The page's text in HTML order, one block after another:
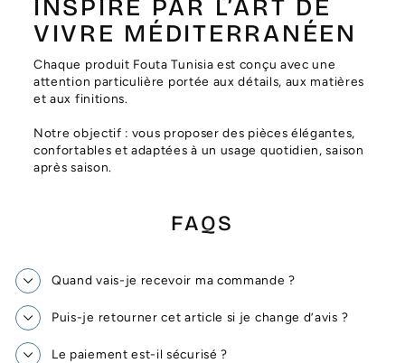
INSPIRÉ PAR L’ART DE
VIVRE MÉDITERRANÉEN
Chaque produit Fouta Tunisia est conçu avec une
attention particulière portée aux détails, aux matières
et aux finitions.
Notre objectif : vous proposer des pièces élégantes,
confortables et adaptées à un usage quotidien, saison
après saison.
FAQS
Quand vais-je recevoir ma commande ?
Puis-je retourner cet article si je change d’avis ?
Le paiement est-il sécurisé ?